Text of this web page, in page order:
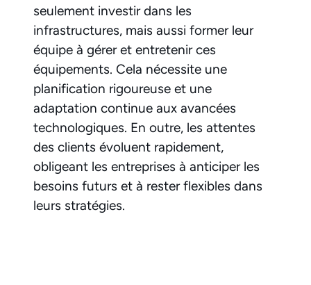
seulement investir dans les
infrastructures, mais aussi former leur
équipe à gérer et entretenir ces
équipements. Cela nécessite une
planification rigoureuse et une
adaptation continue aux avancées
technologiques. En outre, les attentes
des clients évoluent rapidement,
obligeant les entreprises à anticiper les
besoins futurs et à rester flexibles dans
leurs stratégies.